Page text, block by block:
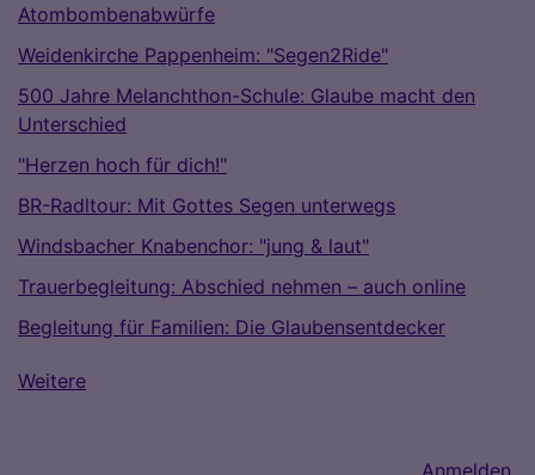
Atombombenabwürfe
Weidenkirche Pappenheim: "Segen2Ride"
500 Jahre Melanchthon-Schule: Glaube macht den
Unterschied
"Herzen hoch für dich!"
BR-Radltour: Mit Gottes Segen unterwegs
Windsbacher Knabenchor: "jung & laut"
Trauerbegleitung: Abschied nehmen – auch online
Begleitung für Familien: Die Glaubensentdecker
Weitere
Anmelden